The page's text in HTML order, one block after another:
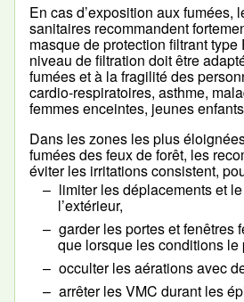
En cas d’exposition aux fumées,
sanitaires recommandent
masque de protection filtrant
niveau de filtration doit être
fumées et à la fragilité des
cardio-respiratoires, asthme,
femmes enceintes, jeunes
Dans les zones les plus
fumées des feux de forêt, les
éviter les irritations consistent,
limiter les déplacements et
l’extérieur,
garder les portes et fenêtres
que lorsque les conditions le
occulter les aérations avec
arrêter les VMC durant les